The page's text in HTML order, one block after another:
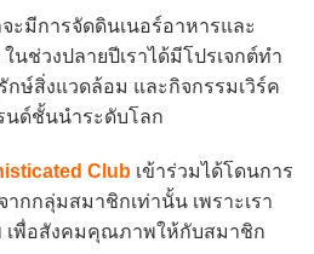
ะมีการจัดดินเนอร์อาหารและ
นช่วงปลายปีเราได้มีโปรเจกต์ทำ
กษ์สิ่งแวดล้อม และกิจกรรมเวิร์ค
ด์ชั้นนำระดับโลก
Club เข้าร่วมได้โดนการ
กกลุ่มสมาชิกเท่านั้น เพราะเรา
พื่อสังคมคุณภาพให้กับสมาชิก